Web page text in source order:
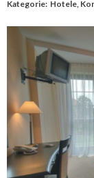
Kategorie: Hotele,